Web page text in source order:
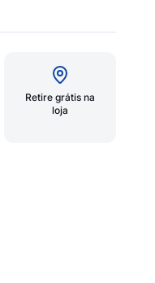
Retire grátis na
loja